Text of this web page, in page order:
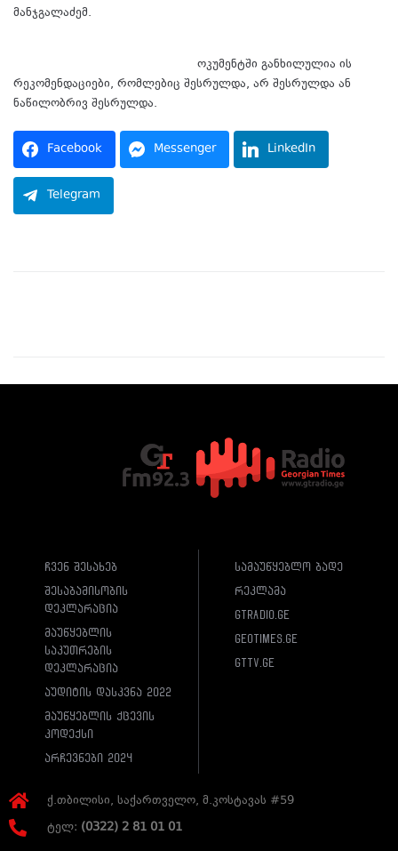
მანჯგალაძემ.
ოკუმენტში განხილულია ის
რეკომენდაციები, რომლებიც შესრულდა, არ შესრულდა ან
ნაწილობრივ შესრულდა.
Facebook Messenger LinkedIn
Telegram
ჩვენ შესახებ
შესაბამისობის
დეკლარაცია
მაუწყებლის
საკუთრების
დეკლარაცია
აუდიტის დასკვნა 2022
მაუწყებლის ქცევის
კოდექსი
არჩევნები 2024
სამაუწყებლო ბადე
რეკლამა
gtradio.ge
geotimes.ge
gttv.ge
ქ.თბილისი, საქართველო, მ.კოსტავას #59
ტელ: (0322) 2 81 01 01